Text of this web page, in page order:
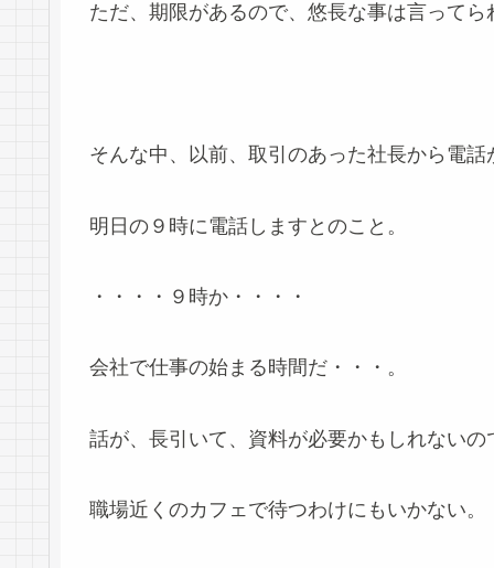
ただ、期限があるので、悠長な事は言ってら
そんな中、以前、取引のあった社長から電話
明日の９時に電話しますとのこと。
・・・・９時か・・・・
会社で仕事の始まる時間だ・・・。
話が、長引いて、資料が必要かもしれないの
職場近くのカフェで待つわけにもいかない。